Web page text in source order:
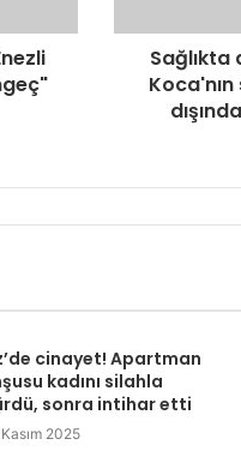
cinayet! Apartman
kadını silahla
sonra intihar etti
2025